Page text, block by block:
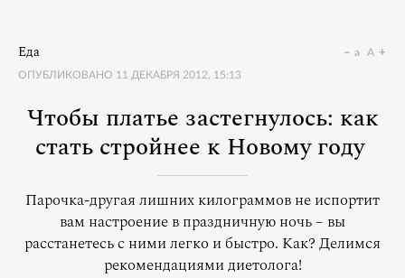
Еда
ОПУБЛИКОВАНО 11 ДЕКАБРЯ 2012, 15:13
a A
Чтобы платье застегнулось: как
стать стройнее к Новому году
Парочка-другая лишних килограммов не испортит
вам настроение в праздничную ночь – вы
расстанетесь с ними легко и быстро. Как? Делимся
рекомендациями диетолога!